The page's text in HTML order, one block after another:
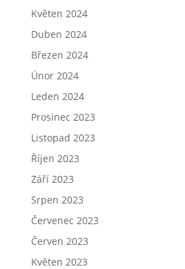
Květen 2024
Duben 2024
Březen 2024
Únor 2024
Leden 2024
Prosinec 2023
Listopad 2023
Říjen 2023
Září 2023
Srpen 2023
Červenec 2023
Červen 2023
Květen 2023